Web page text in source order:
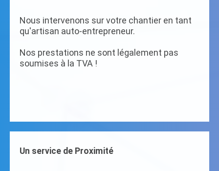
Nous intervenons sur votre chantier en tant
qu'artisan auto-entrepreneur.
Nos prestations ne sont légalement pas
soumises à la TVA !
Un service de Proximité